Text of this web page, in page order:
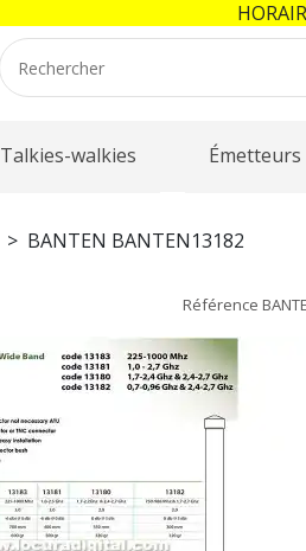
Talkies-walkies Émetteurs
BANTEN BANTEN13182
Référence